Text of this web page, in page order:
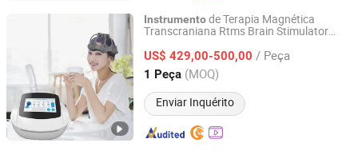
Instrumentode Terapia Magnética
Transcraniana Rtms Brain Stimulator
US$ 429,00-500,00 / Peça
1 Peça (MOQ)
Enviar Inquérito
Henan Lebang Medical Instrument Co., Ltd
Henan, China Desde 2024